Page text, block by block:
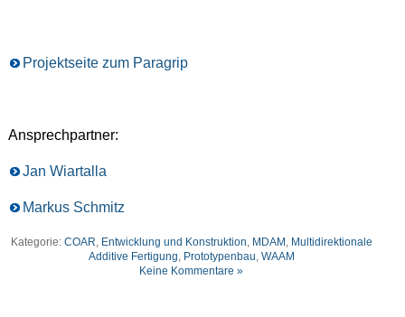
Projektseite zum Paragrip
Ansprechpartner:
Jan Wiartalla
Markus Schmitz
Kategorie: COAR, Entwicklung und Konstruktion, MDAM , Multidirektionale
Additive Fertigung, Prototypenbau, WAAM
Keine Kommentare »